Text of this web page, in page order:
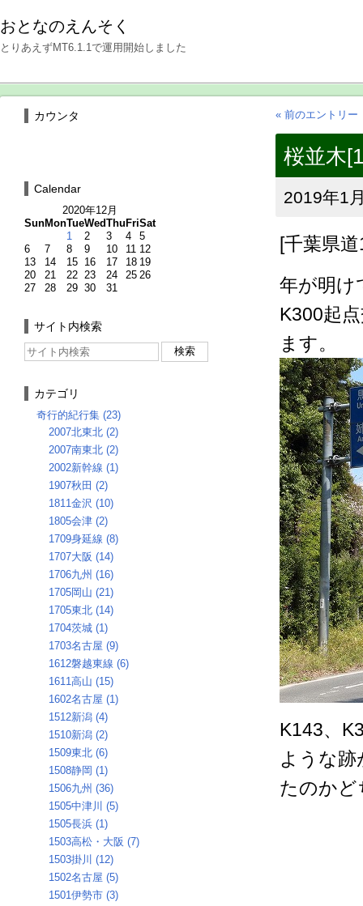
おとなのえんそく
とりあえずMT6.1.1で運用開始しました
« 前のエントリー
桜並木
2019年1
[千葉県
年が明け
K300起
ます。
K143、
ような
たのかど
カウンタ
Calendar
2020年12月
SunMonTueWedThu FriSat
1
2 3 4
5
6
7 8 9 10 11 12
13
14 15 16 17 18 19
20
21 22 23 24 25 26
27
28 29 30 31
サイト内検索
カテゴリ
奇行的紀行集 (23)
2007北東北 (2)
2007南東北 (2)
2002新幹線 (1)
1907秋田 (2)
1811金沢 (10)
1805会津 (2)
1709身延線 (8)
1707大阪 (14)
1706九州 (16)
1705岡山 (21)
1705東北 (14)
1704茨城 (1)
1703名古屋 (9)
1612磐越東線 (6)
1611高山 (15)
1602名古屋 (1)
1512新潟 (4)
1510新潟 (2)
1509東北 (6)
1508静岡 (1)
1506九州 (36)
1505中津川 (5)
1505長浜 (1)
1503高松・大阪 (7)
1503掛川 (12)
1502名古屋 (5)
1501伊勢市 (3)